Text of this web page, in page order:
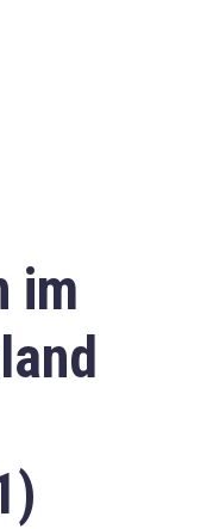
im